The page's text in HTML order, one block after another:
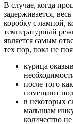
В случае, когда
задерживается,
коробку с лампой,
температурный
является самым
тех пор, пока не
курица
после того
помещают под
в некоторых
малышам
количество